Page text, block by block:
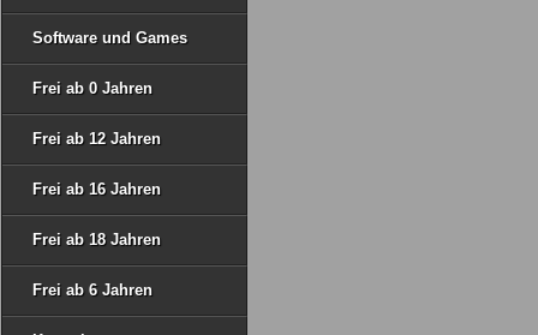
Software und Games
Frei ab 0 Jahren
Frei ab 12 Jahren
Frei ab 16 Jahren
Frei ab 18 Jahren
Frei ab 6 Jahren